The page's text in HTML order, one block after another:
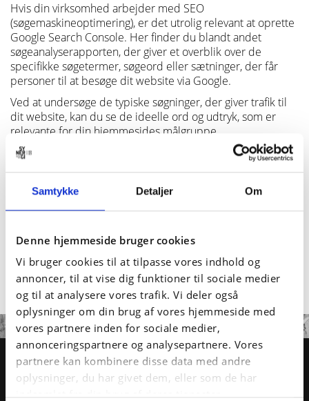
Samtykke Detaljer Om
Denne hjemmeside bruger cookies
Vi bruger cookies til at tilpasse vores indhold og
annoncer, til at vise dig funktioner til sociale medier
og til at analysere vores trafik. Vi deler også
oplysninger om din brug af vores hjemmeside med
vores partnere inden for sociale medier,
annonceringspartnere og analysepartnere. Vores
partnere kan kombinere disse data med andre
oplysninger, du har givet dem, eller som de har
indsamlet fra din brug af deres tjenester.
Hvis din virksomhed arbejder med SEO
(søgemaskineoptimering), er det utrolig relevant at oprette
Google Search Console. Her finder du blandt andet
søgeanalyserapporten, der giver et overblik over de
specifikke søgetermer, søgeord eller sætninger, der får
personer til at besøge dit website via Google.
Ved at undersøge de typiske søgninger, der giver trafik til
dit website, kan du se de ideelle ord og udtryk, som er
relevante for din hjemmesides målgruppe.
Installation og guide til Google Search
Console
Vil du se de konkrete søgeord, som din målgruppe
virksomheds SEO og skabe mere trafik? Så lad os hjælpe
Vi er specialister i digital markedsføring og rådgiver om alt
fra installation til guide og optimering af Google-værktøjet.
HVORDAN KAN VI
HJÆLPE DIG?